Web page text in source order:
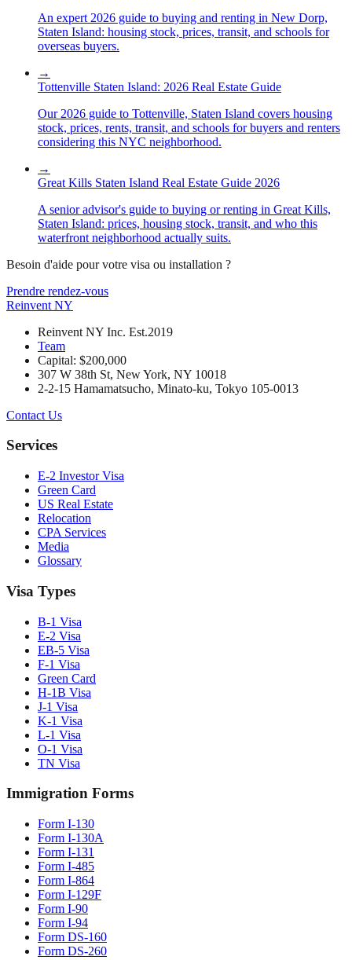
An expert 2026 guide to buying and renting in New Dorp,
Staten Island: housing stock, prices, transit, and schools for
overseas buyers.
→
Tottenville Staten Island: 2026 Real Estate Guide
Our 2026 guide to Tottenville, Staten Island covers housing
stock, prices, rents, transit, and schools for buyers and renters
considering this NYC neighborhood.
→
Great Kills Staten Island Real Estate Guide 2026
A senior advisor's guide to buying or renting in Great Kills,
Staten Island: prices, housing stock, transit, and who this
waterfront neighborhood actually suits.
Besoin d'aide pour votre visa ou installation ?
Prendre rendez-vous
Reinvent NY
Reinvent NY Inc. Est.2019
Team
Capital: $200,000
307 W 38th St, New York, NY 10018
2-2-15 Hamamatsucho, Minato-ku, Tokyo 105-0013
Contact Us
Services
E-2 Investor Visa
Green Card
US Real Estate
Relocation
CPA Services
Media
Glossary
Visa Types
B-1 Visa
E-2 Visa
EB-5 Visa
F-1 Visa
Green Card
H-1B Visa
J-1 Visa
K-1 Visa
L-1 Visa
O-1 Visa
TN Visa
Immigration Forms
Form I-130
Form I-130A
Form I-131
Form I-485
Form I-864
Form I-129F
Form I-90
Form I-94
Form DS-160
Form DS-260